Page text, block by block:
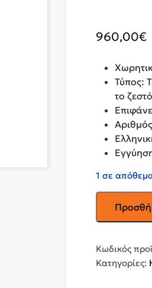
960,00€
Τύπος:
το
1 σε
Ηλιακός
Τριπλής
Ενέργειας
Κωδικός
Κατηγορίες: